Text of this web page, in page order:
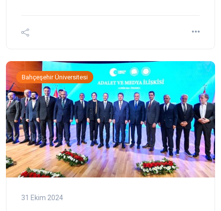
Bahçeşehir Üniversitesi
31 Ekim 2024